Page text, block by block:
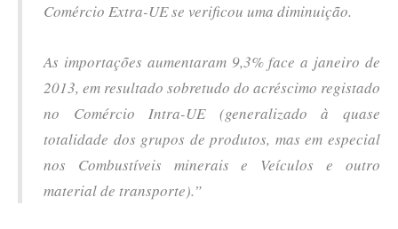
Comércio Extra-UE se verificou uma diminuição.
As importações aumentaram 9,3% face a janeiro de
2013, em resultado sobretudo do acréscimo registado
no Comércio Intra-UE (generalizado à quase
totalidade dos grupos de produtos, mas em especial
nos Combustíveis minerais e Veículos e outro
material de transporte).”